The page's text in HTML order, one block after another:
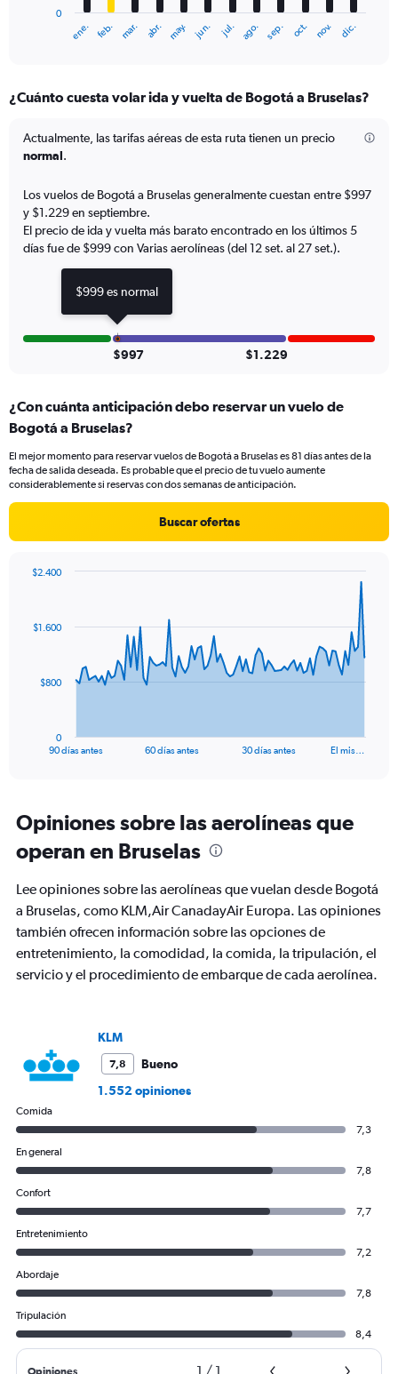
Range:
categories.
The
has
1
Y
axis
displaying
values.
1500.
ene. feb. mar. abr. may. jun. jul. ago. sep. oct. nov. dic.
0
¿Cuánto cuesta volar ida y vuelta de Bogotá a Bruselas?
Actualmente, las tarifas aéreas de esta ruta tienen un precio
normal.
Los vuelos de Bogotá a Bruselas generalmente cuestan entre $997
y $1.229 en septiembre.
El precio de ida y vuelta más barato encontrado en los últimos 5
días fue de $999 con Varias aerolíneas (del 12 set. al 27 set.).
$997 $1.229
¿Con cuánta anticipación debo reservar un vuelo de
Bogotá a Bruselas?
El mejor momento para reservar vuelos de Bogotá a Bruselas es 81 días antes de la
fecha de salida deseada. Es probable que el precio de tu vuelo aumente
considerablemente si reservas con dos semanas de anticipación.
Buscar ofertas
data
The
Range:
91
categories.
The
chart
1
Y
axis
displaying
values.
2400.
90 días antes 60 días antes 30 días antes El mis…
0
$800
$1.600
$2.400
Opiniones sobre las aerolíneas que
operan en Bruselas
Lee opiniones sobre las aerolíneas que vuelan desde Bogotá
a Bruselas, como KLM,Air CanadayAir Europa. Las opiniones
también ofrecen información sobre las opciones de
entretenimiento, la comodidad, la comida, la tripulación, el
servicio y el procedimiento de embarque de cada aerolínea.
KLM
7,8
Bueno
1.552 opiniones
Comida
7,3
En general
7,8
Confort
7,7
Entretenimiento
7,2
Abordaje
7,8
Tripulación
8,4
Opiniones
$999 es normal